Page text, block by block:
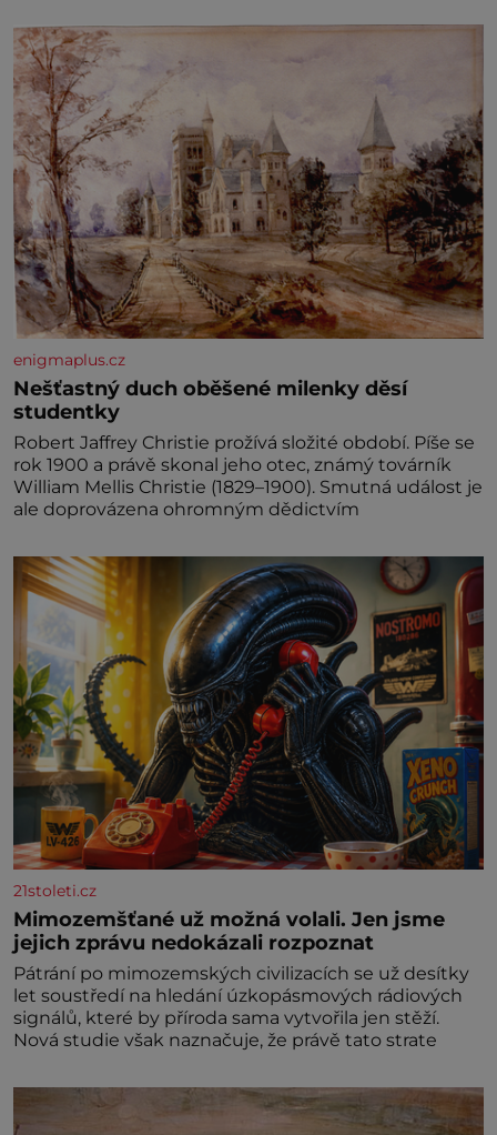
enigmaplus.cz
Nešťastný duch oběšené milenky děsí
studentky
Robert Jaffrey Christie prožívá složité období. Píše se
rok 1900 a právě skonal jeho otec, známý továrník
William Mellis Christie (1829–1900). Smutná událost je
ale doprovázena ohromným dědictvím
21stoleti.cz
Mimozemšťané už možná volali. Jen jsme
jejich zprávu nedokázali rozpoznat
Pátrání po mimozemských civilizacích se už desítky
let soustředí na hledání úzkopásmových rádiových
signálů, které by příroda sama vytvořila jen stěží.
Nová studie však naznačuje, že právě tato strate